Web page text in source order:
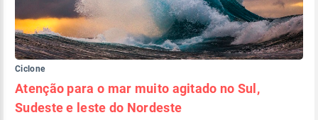
Ciclone
Atenção para o mar muito agitado no Sul,
Sudeste e leste do Nordeste